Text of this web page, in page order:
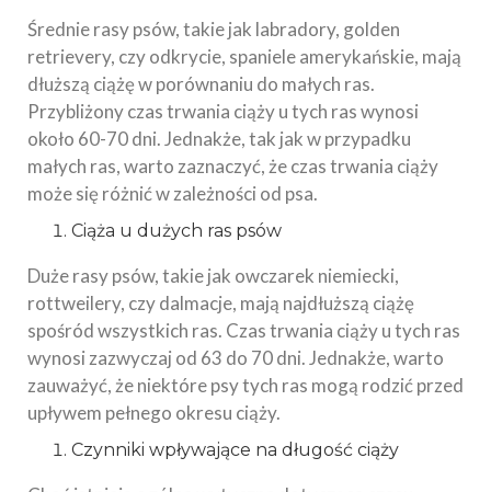
Średnie rasy psów, takie jak labradory, golden
retrievery, czy odkrycie, spaniele amerykańskie, mają
dłuższą ciążę w porównaniu do małych ras.
Przybliżony czas trwania ciąży u tych ras wynosi
około 60-70 dni. Jednakże, tak jak w przypadku
małych ras, warto zaznaczyć, że czas trwania ciąży
może się różnić w zależności od psa.
Ciąża u dużych ras psów
Duże rasy psów, takie jak owczarek niemiecki,
rottweilery, czy dalmacje, mają najdłuższą ciążę
spośród wszystkich ras. Czas trwania ciąży u tych ras
wynosi zazwyczaj od 63 do 70 dni. Jednakże, warto
zauważyć, że niektóre psy tych ras mogą rodzić przed
upływem pełnego okresu ciąży.
Czynniki wpływające na długość ciąży